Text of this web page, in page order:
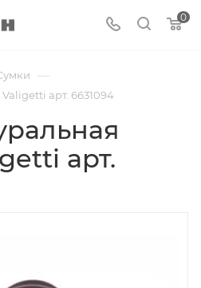
0
—
арт. 6631094
арт.